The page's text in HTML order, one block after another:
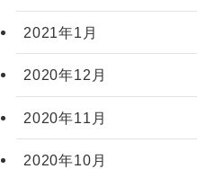
2021年1月
2020年12月
2020年11月
2020年10月